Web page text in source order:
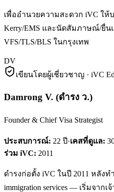
เพื่ออำนวยความสะดวก iVC ให้
Kerry/EMS และนัดสัมภาษณ์/ยื่น
VFS/TLS/BLS ในกรุงเทพ
DV
เขียนโดยผู้เชี่ยวชาญ · iVC
Damrong V. (ดำรง ว.)
Founder & Chief Visa Strategist
ประสบการณ์: 22 ปี·เคสที่ดูแล:
ร่วม iVC: 2011
ดำรงก่อตั้ง iVC ในปี 2011 หลังท
immigration services — เริ่มจาก